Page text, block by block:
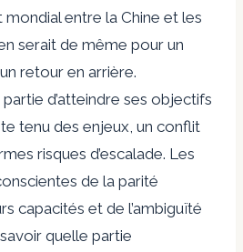
entre la Chine et les
serait de même pour un
retour en arrière.
d’atteindre ses objectifs
tenu des enjeux, un conflit
risques d’escalade. Les
de la parité
capacités et de l’ambiguïté
quelle partie